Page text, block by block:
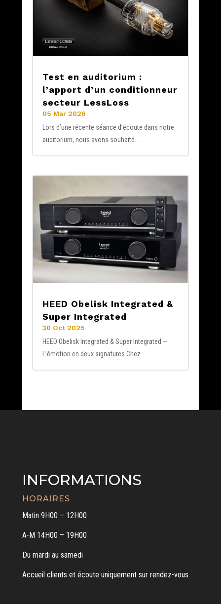
Test en auditorium :
l’apport d’un conditionneur
secteur LessLoss
05 Mar 2026
Lors d’une récente séance d’écoute dans notre
auditorium, nous avons souhaité...
HEED Obelisk Integrated &
Super Integrated
30 Oct 2025
HEED Obelisk Integrated & Super Integrated —
L’émotion en deux signatures Chez...
INFORMATIONS
HORAIRES
Matin 9H00 – 12H00
A-M 14H00 – 19H00
Du mardi au samedi
Accueil clients et écoute uniquement sur rendez-vous.